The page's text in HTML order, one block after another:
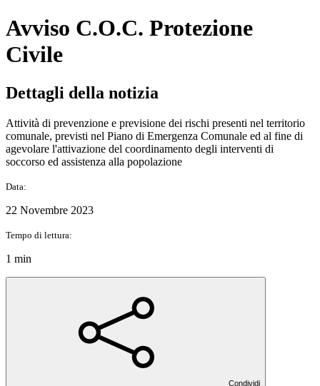
Avviso C.O.C. Protezione
Civile
Dettagli della notizia
Attività di prevenzione e previsione dei rischi presenti nel territorio
comunale, previsti nel Piano di Emergenza Comunale ed al fine di
agevolare l'attivazione del coordinamento degli interventi di
soccorso ed assistenza alla popolazione
Data:
22 Novembre 2023
Tempo di lettura:
1 min
Condividi